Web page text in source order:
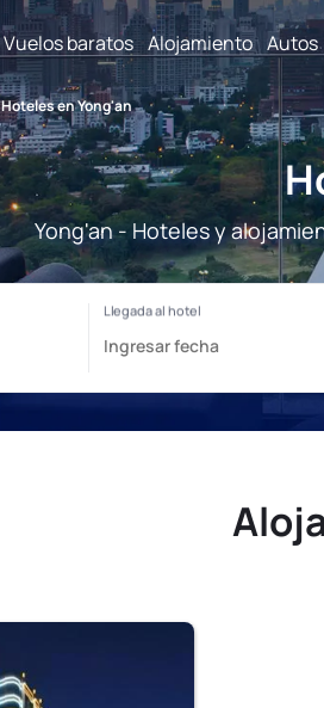
Vuelos baratos Alojamiento Autos
Hoteles en Yong'an
Yong'an - Hoteles y